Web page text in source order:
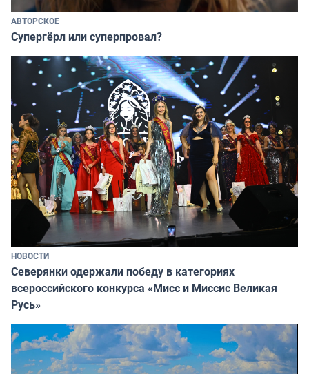
АВТОРСКОЕ
Супергёрл или суперпровал?
НОВОСТИ
Северянки одержали победу в категориях
всероссийского конкурса «Мисс и Миссис Великая
Русь»